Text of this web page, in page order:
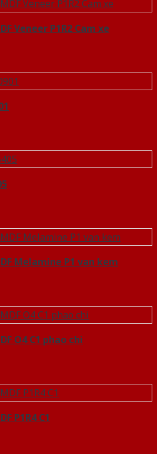
Veneer P1R2 Cam xe
Melamine P1 van kem
O4 C1 phao chi
P1R4 C1